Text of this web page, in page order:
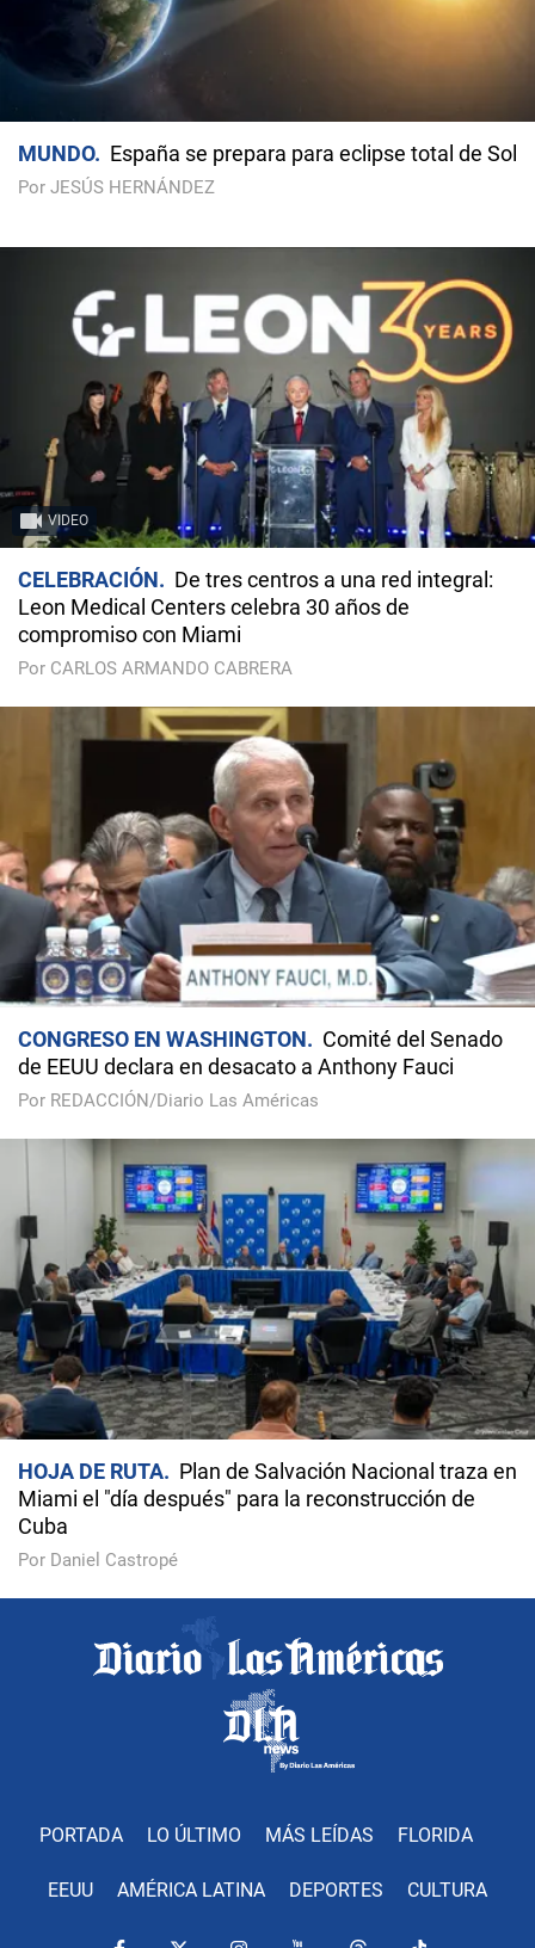
MUNDO España se prepara para eclipse total de Sol
Por JESÚS HERNÁNDEZ
VIDEO
CELEBRACIÓN
De tres centros a una red integral:
Leon Medical Centers celebra 30 años de
compromiso con Miami
Por CARLOS ARMANDO CABRERA
CONGRESO EN WASHINGTON
Comité del Senado
de EEUU declara en desacato a Anthony Fauci
Por REDACCIÓN/Diario Las Américas
HOJA DE RUTA
Plan de Salvación Nacional traza en
Miami el "día después" para la reconstrucción de
Cuba
Por Daniel Castropé
PORTADA LO ÚLTIMO MÁS LEÍDAS FLORIDA
EEUU AMÉRICA LATINA DEPORTES CULTURA